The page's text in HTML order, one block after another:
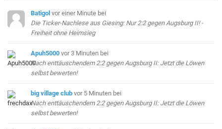
Batigol vor einer Minute bei
Die Ticker-Nachlese aus Giesing: Nur 2:2 gegen Augsburg II! -
Freiheit ohne Heimsieg
Apuh5000 vor 3 Minuten bei
Nach enttäuschendem 2:2 gegen Augsburg II: Jetzt die Löwen
selbst bewerten!
big village club vor 5 Minuten bei
Nach enttäuschendem 2:2 gegen Augsburg II: Jetzt die Löwen
selbst bewerten!